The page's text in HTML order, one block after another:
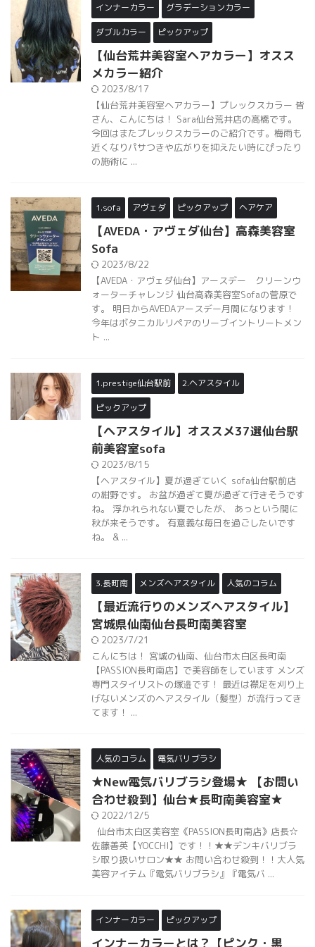
インナーカラー グラデーションカラー
ダブルカラー ピックアップ
【仙台荒井美容室ヘアカラー】オスス
メカラー紹介
2023/8/17
【仙台荒井美容室ヘアカラー】プレックスカラー 皆
さん、こんにちは！ Sara仙台荒井店の高橋です。
今回はまたプレックスカラーのご紹介です。梅雨も
近くなりパサつきや広がりを抑えたい時にぴったり
の施術に ...
1.sofa アヴェダ ピックアップ ヘアケア
【AVEDA・アヴェダ仙台】高森美容室
Sofa
2023/8/22
【AVEDA・アヴェダ仙台】アースデー クリーンウ
ォーターチャレンジ 仙台高森美容室Sofaの菅原で
す。 明日からAVEDAアースデー月間になります！
今年はボタニカルリペアのリーブイントリートメン
ト ...
1.prestige仙台駅前 2.ヘアスタイル
ピックアップ
【ヘアスタイル】オススメ37選仙台駅
前美容室sofa
2023/8/15
【ヘアスタイル】夏が過ぎていく sofa仙台駅前店
の紺野です。 お盆が過ぎて夏が過ぎて行きそうです
ね。 浮かれられない夏でしたが、 あっという間に
秋が来そうです。 有意義な毎日を過ごしたいです
ね。 & ...
3.長町南 メンズヘアスタイル 人気のコラム
【最近流行りのメンズヘアスタイル】
宮城県仙南仙台長町南美容室
2023/7/21
こんにちは！ 宮城の仙南、仙台市太白区長町南
【PASSION長町南店】で美容師をしています メンズ
専門スタイリストの塚邉です！ 最近は襟足を刈り上
げないメンズのヘアスタイル（髪型）が流行ってき
てます！ ...
人気のコラム 電気バリブラシ
★New電気バリブラシ登場★ 【お問い
合わせ殺到】仙台★長町南美容室★
2022/12/5
仙台市太白区美容室《PASSION長町南店》店長☆
佐藤善英【YOCCHI】です！！★★デンキバリブラ
シ取り扱いサロン★★ お問い合わせ殺到！！大人気
美容アイテム『電気バリブラシ』『電気バ ...
インナーカラー ピックアップ
インナーカラーとは？【ピンク・黒